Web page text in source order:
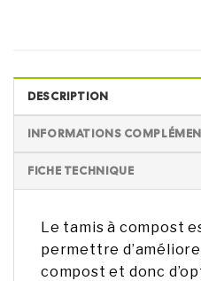
DESCRIPTION
INFORMATIONS
FICHE TECHNIQUE
Le tamis à compost
permettre
compost et donc